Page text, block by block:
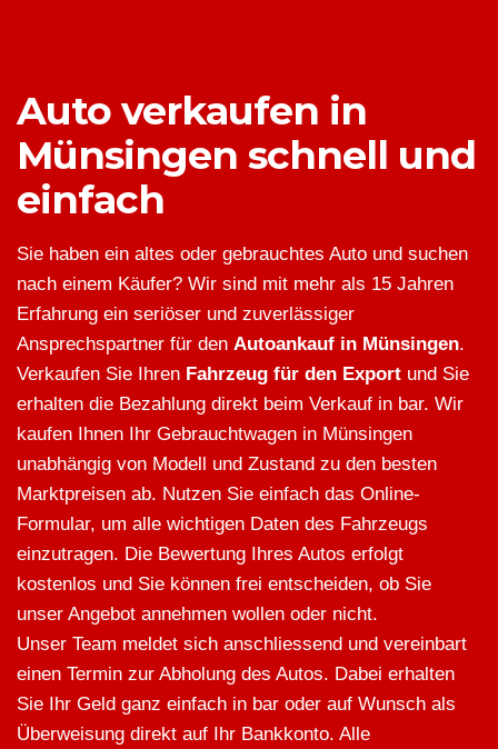
Auto verkaufen in
Münsingen schnell und
einfach
Sie haben ein altes oder gebrauchtes Auto und suchen
nach einem Käufer? Wir sind mit mehr als 15 Jahren
Erfahrung ein seriöser und zuverlässiger
Ansprechspartner für den Autoankauf in Münsingen.
Verkaufen Sie Ihren Fahrzeug für den Export und Sie
erhalten die Bezahlung direkt beim Verkauf in bar. Wir
kaufen Ihnen Ihr Gebrauchtwagen in Münsingen
unabhängig von Modell und Zustand zu den besten
Marktpreisen ab. Nutzen Sie einfach das Online-
Formular, um alle wichtigen Daten des Fahrzeugs
einzutragen. Die Bewertung Ihres Autos erfolgt
kostenlos und Sie können frei entscheiden, ob Sie
unser Angebot annehmen wollen oder nicht.
Unser Team meldet sich anschliessend und vereinbart
einen Termin zur Abholung des Autos. Dabei erhalten
Sie Ihr Geld ganz einfach in bar oder auf Wunsch als
Überweisung direkt auf Ihr Bankkonto. Alle